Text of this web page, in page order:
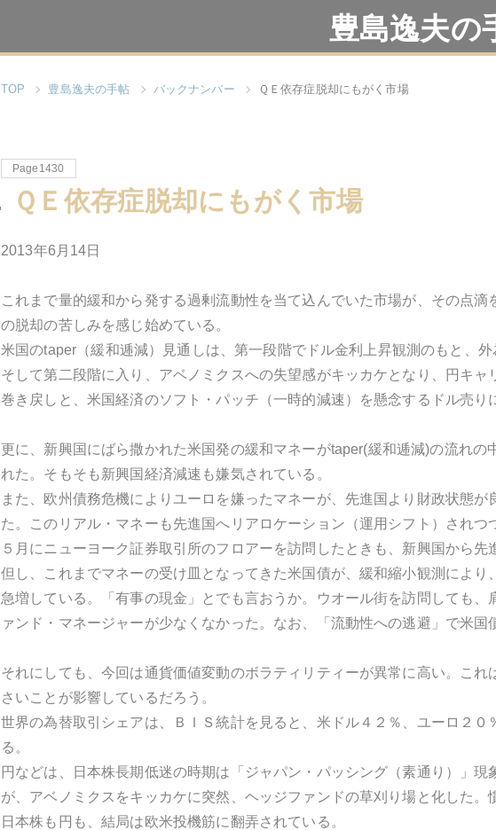
豊島逸夫の
TOP 豊島逸夫の手帖 バックナンバー ＱＥ依存症脱却にもがく市場
Page1430
ＱＥ依存症脱却にもがく市場
2013年6月14日
これまで量的緩和から発する過剰流動性を当て込んでいた市場が、その点
の脱却の苦しみを感じ始めている。
米国のtaper（緩和逓減）見通しは、第一段階でドル金利上昇観測のもと、外
そして第二段階に入り、アベノミクスへの失望感がキッカケとなり、円キ
巻き戻しと、米国経済のソフト・パッチ（一時的減速）を懸念するドル売り
更に、新興国にばら撒かれた米国発の緩和マネーがtaper(緩和逓減)の流れ
れた。そもそも新興国経済減速も嫌気されている。
また、欧州債務危機によりユーロを嫌ったマネーが、先進国より財政状態
た。このリアル・マネーも先進国へリアロケーション（運用シフト）されつ
５月にニューヨーク証券取引所のフロアーを訪問したときも、新興国から先
但し、これまでマネーの受け皿となってきた米国債が、緩和縮小観測によ
急増している。「有事の現金」とでも言おうか。ウオール街を訪問しても
ァンド・マネージャーが少なくなかった。なお、「流動性への逃避」で米国
それにしても、今回は通貨価値変動のボラティリティーが異常に高い。こ
さいことが影響しているだろう。
世界の為替取引シェアは、ＢＩＳ統計を見ると、米ドル４２％、ユーロ２
る。
円などは、日本株長期低迷の時期は「ジャパン・パッシング（素通り）」
が、アベノミクスをキッカケに突然、ヘッジファンドの草刈り場と化した。
日本株も円も、結局は欧米投機筋に翻弄されている。